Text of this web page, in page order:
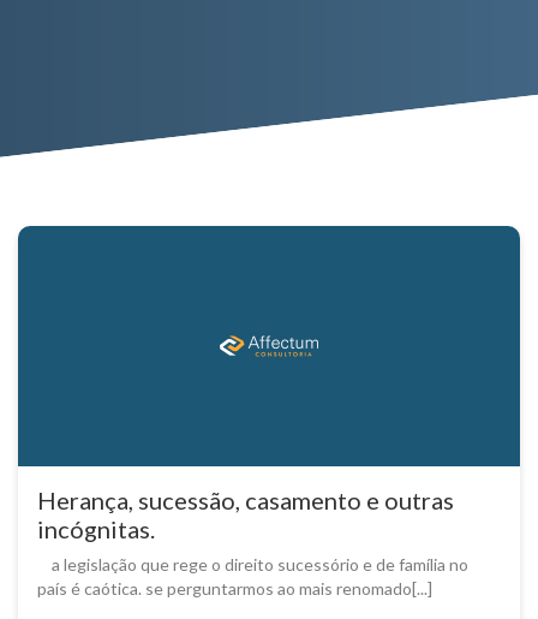
Herança, sucessão, casamento e outras
incógnitas.
a legislação que rege o direito sucessório e de família no
país é caótica. se perguntarmos ao mais renomado[...]